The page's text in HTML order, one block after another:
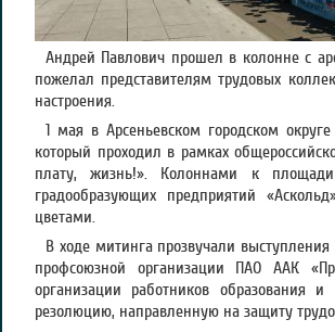
Андрей Павлович прошел в колонне с
пожелал представителям трудовых
настроения.
1 мая в Арсеньевском городском
который проходил в рамках
плату, жизнь!». Колоннами к
градообразующих предприятий
цветами.
В ходе митинга прозвучали
профсоюзной организации ПАО ААК
организации работников образования
резолюцию, направленную на защиту